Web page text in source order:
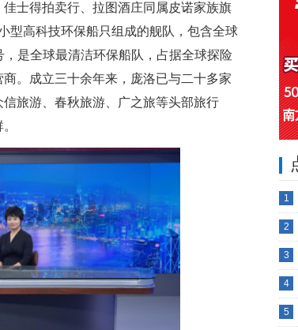
士得拍卖行、拉图酒庄同属皮诺家族旗
型高科技环保船只组成的舰队，包含全球
是全球最清洁环保船队，占据全球探险
。成立三十余年来，庞洛已与二十多家
旅游、春秋旅游、广之旅等头部旅行
1
2
3
4
5